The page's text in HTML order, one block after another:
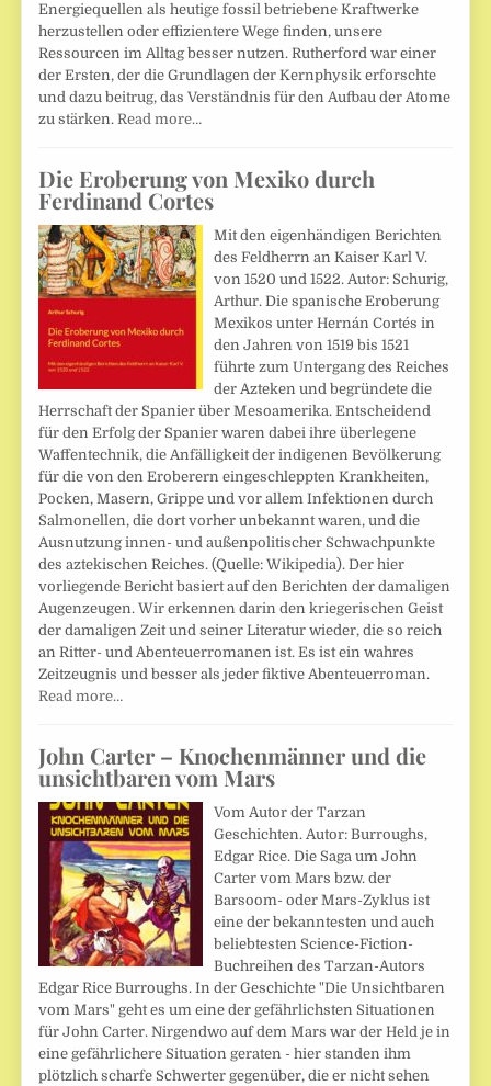
Energiequellen als heutige fossil betriebene Kraftwerke
herzustellen oder effizientere Wege finden, unsere
Ressourcen im Alltag besser nutzen. Rutherford war einer
der Ersten, der die Grundlagen der Kernphysik erforschte
und dazu beitrug, das Verständnis für den Aufbau der Atome
zu stärken.Read more…
Die Eroberung von Mexiko durch
Ferdinand Cortes
Mit den eigenhändigen Berichten
des Feldherrn an Kaiser Karl V.
von 1520 und 1522. Autor: Schurig,
Arthur. Die spanische Eroberung
Mexikos unter Hernán Cortés in
den Jahren von 1519 bis 1521
führte zum Untergang des Reiches
der Azteken und begründete die
Herrschaft der Spanier über Mesoamerika. Entscheidend
für den Erfolg der Spanier waren dabei ihre überlegene
Waffentechnik, die Anfälligkeit der indigenen Bevölkerung
für die von den Eroberern eingeschleppten Krankheiten,
Pocken, Masern, Grippe und vor allem Infektionen durch
Salmonellen, die dort vorher unbekannt waren, und die
Ausnutzung innen- und außenpolitischer Schwachpunkte
des aztekischen Reiches. (Quelle: Wikipedia). Der hier
vorliegende Bericht basiert auf den Berichten der damaligen
Augenzeugen. Wir erkennen darin den kriegerischen Geist
der damaligen Zeit und seiner Literatur wieder, die so reich
an Ritter- und Abenteuerromanen ist. Es ist ein wahres
Zeitzeugnis und besser als jeder fiktive Abenteuerroman.
Read more…
John Carter – Knochenmänner und die
unsichtbaren vom Mars
Vom Autor der Tarzan
Geschichten. Autor: Burroughs,
Edgar Rice. Die Saga um John
Carter vom Mars bzw. der
Barsoom- oder Mars-Zyklus ist
eine der bekanntesten und auch
beliebtesten Science-Fiction-
Buchreihen des Tarzan-Autors
Edgar Rice Burroughs. In der Geschichte "Die Unsichtbaren
vom Mars" geht es um eine der gefährlichsten Situationen
für John Carter. Nirgendwo auf dem Mars war der Held je in
eine gefährlichere Situation geraten - hier standen ihm
plötzlich scharfe Schwerter gegenüber, die er nicht sehen